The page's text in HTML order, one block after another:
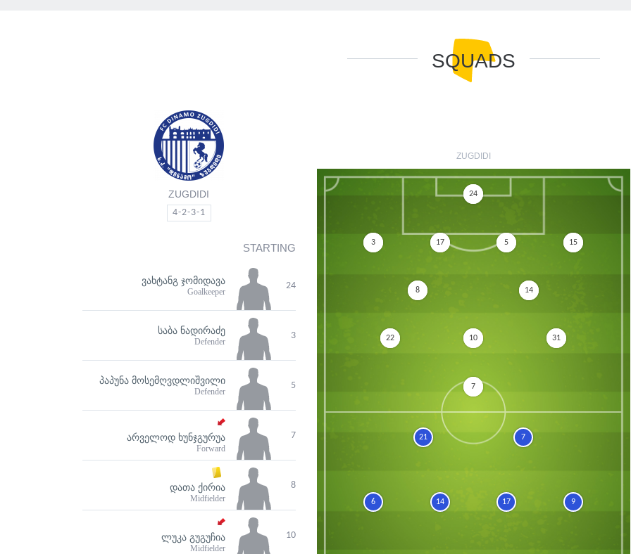
SQUADS
ZUGDIDI
4-2-3-1
STARTING
24
ᲕᲐᲮᲢᲐᲜᲒ ᲯᲝᲛᲘᲓᲐᲕᲐ
Goalkeeper
3
ᲡᲐᲑᲐ ᲜᲐᲓᲘᲠᲐᲫᲔ
Defender
5
ᲞᲐᲞᲣᲜᲐ ᲛᲝᲡᲔᲛᲦᲕᲓᲚᲘᲨᲕᲘᲚᲘ
Defender
7
ᲐᲠᲕᲔᲚᲝᲓ ᲮᲣᲜᲯᲒᲣᲠᲣᲐ
Forward
8
ᲓᲐᲗᲐ ᲥᲘᲠᲘᲐ
Midfielder
10
ᲚᲣᲙᲐ ᲒᲣᲒᲣᲩᲘᲐ
Midfielder
ZUGDIDI
24
3 17 5 15
8 14
22 10 31
7
9
17
14
6
7
21